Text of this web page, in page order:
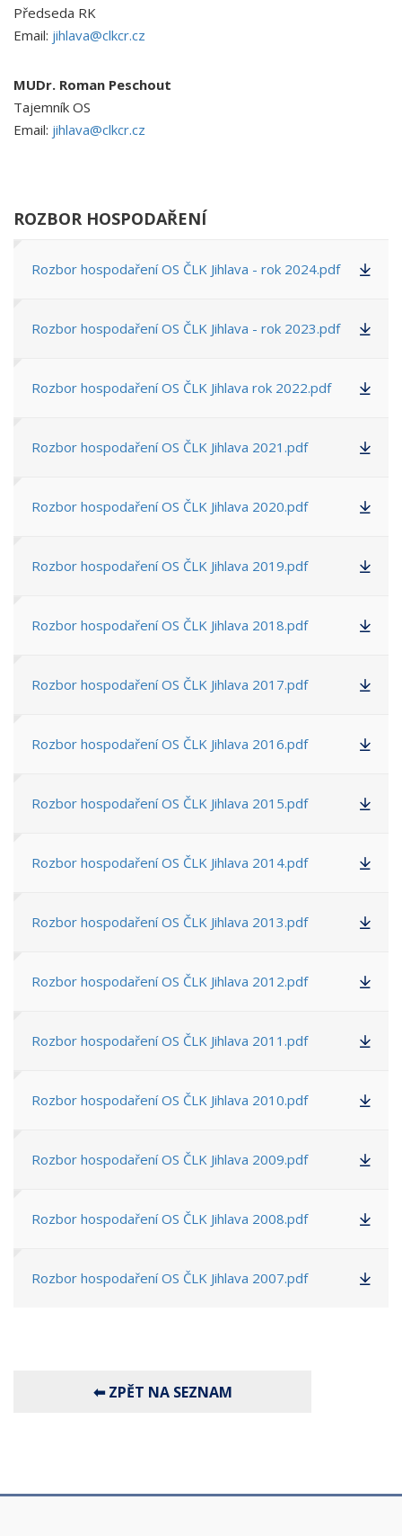
Předseda RK
Email: jihlava@clkcr.cz
MUDr. Roman Peschout
Tajemník OS
Email: jihlava@clkcr.cz
ROZBOR HOSPODAŘENÍ
Rozbor hospodaření OS ČLK Jihlava - rok 2024.pdf
Rozbor hospodaření OS ČLK Jihlava - rok 2023.pdf
Rozbor hospodaření OS ČLK Jihlava rok 2022.pdf
Rozbor hospodaření OS ČLK Jihlava 2021.pdf
Rozbor hospodaření OS ČLK Jihlava 2020.pdf
Rozbor hospodaření OS ČLK Jihlava 2019.pdf
Rozbor hospodaření OS ČLK Jihlava 2018.pdf
Rozbor hospodaření OS ČLK Jihlava 2017.pdf
Rozbor hospodaření OS ČLK Jihlava 2016.pdf
Rozbor hospodaření OS ČLK Jihlava 2015.pdf
Rozbor hospodaření OS ČLK Jihlava 2014.pdf
Rozbor hospodaření OS ČLK Jihlava 2013.pdf
Rozbor hospodaření OS ČLK Jihlava 2012.pdf
Rozbor hospodaření OS ČLK Jihlava 2011.pdf
Rozbor hospodaření OS ČLK Jihlava 2010.pdf
Rozbor hospodaření OS ČLK Jihlava 2009.pdf
Rozbor hospodaření OS ČLK Jihlava 2008.pdf
Rozbor hospodaření OS ČLK Jihlava 2007.pdf
⬅ ZPĚT NA SEZNAM